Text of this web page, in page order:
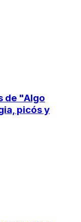
de "Algo
picós y